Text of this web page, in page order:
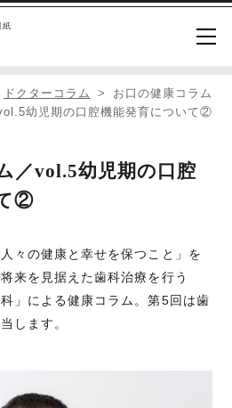
紙
ドクターコラム
お口の健康コラム
幼児期の口腔機能発育について②
／vol.5幼児期の口腔
②
々の健康と幸せを保つこと」を
来を見据えた歯科治療を行う
」による健康コラム。第5回は歯
します。